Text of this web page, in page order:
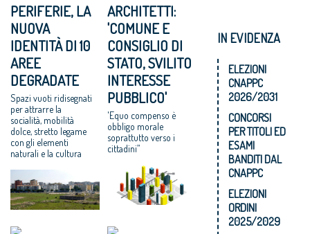
PERIFERIE, LA
NUOVA
IDENTITÀ DI 10
AREE
DEGRADATE
Spazi vuoti ridisegnati
per attrarre la
socialità, mobilità
dolce, stretto legame
con gli elementi
naturali e la cultura
ARCHITETTI:
'COMUNE E
CONSIGLIO DI
STATO, SVILITO
INTERESSE
PUBBLICO'
'Equo compenso è
obbligo morale
soprattutto verso i
cittadini”
IN EVIDENZA
ELEZIONI
CNAPPC
2026/2031
CONCORSI
PER TITOLI ED
ESAMI
BANDITI DAL
CNAPPC
ELEZIONI
ORDINI
2025/2029